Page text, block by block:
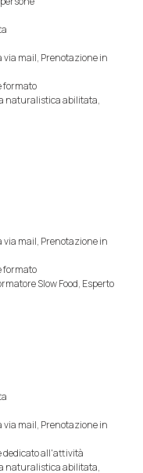
via mail, Prenotazione in
formato
naturalistica abilitata,
via mail, Prenotazione in
formato
Slow Food, Esperto
via mail, Prenotazione in
dedicato all'attività
naturalistica abilitata,